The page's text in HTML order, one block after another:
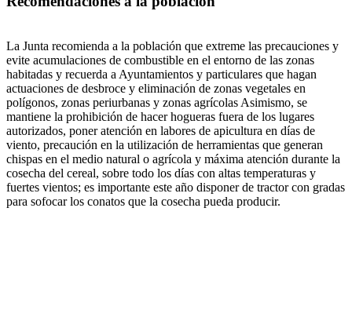
La Junta recomienda a la población que extreme las precauciones y
evite acumulaciones de combustible en el entorno de las zonas
habitadas y recuerda a Ayuntamientos y particulares que hagan
actuaciones de desbroce y eliminación de zonas vegetales en
polígonos, zonas periurbanas y zonas agrícolas Asimismo, se
mantiene la prohibición de hacer hogueras fuera de los lugares
autorizados, poner atención en labores de apicultura en días de
viento, precaución en la utilización de herramientas que generan
chispas en el medio natural o agrícola y máxima atención durante la
cosecha del cereal, sobre todo los días con altas temperaturas y
fuertes vientos; es importante este año disponer de tractor con gradas
para sofocar los conatos que la cosecha pueda producir.